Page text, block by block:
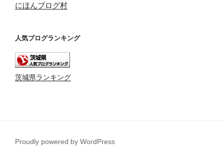
にほんブログ村
人気ブログランキング
茨城県ランキング
Proudly powered by WordPress